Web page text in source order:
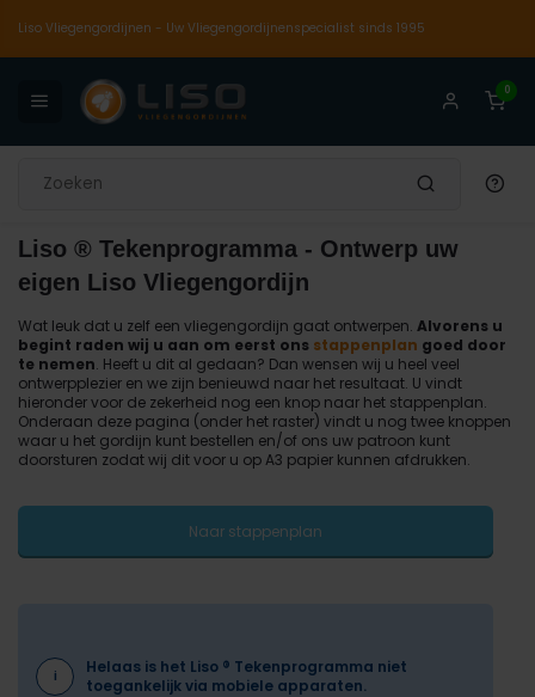
Liso Vliegengordijnen - Uw Vliegengordijnenspecialist sinds 1995
0
Liso ® Tekenprogramma - Ontwerp uw
eigen Liso Vliegengordijn
Wat leuk dat u zelf een vliegengordijn gaat ontwerpen. Alvorens u
begint raden wij u aan om eerst ons stappenplan goed door
te nemen. Heeft u dit al gedaan? Dan wensen wij u heel veel
ontwerpplezier en we zijn benieuwd naar het resultaat. U vindt
hieronder voor de zekerheid nog een knop naar het stappenplan.
Onderaan deze pagina (onder het raster) vindt u nog twee knoppen
waar u het gordijn kunt bestellen en/of ons uw patroon kunt
doorsturen zodat wij dit voor u op A3 papier kunnen afdrukken.
Naar stappenplan
i
Helaas is het Liso ® Tekenprogramma niet
toegankelijk via mobiele apparaten.